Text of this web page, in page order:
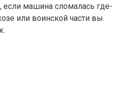
если машина сломалась где-
или воинской части вы